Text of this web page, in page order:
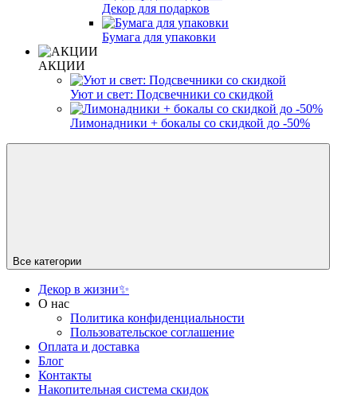
Декор для подарков
Бумага для упаковки
АКЦИИ
Уют и свет: Подсвечники со скидкой
Лимонадники + бокалы со скидкой до -50%
Все категории
Декор в жизни✨
О нас
Политика конфиденциальности
Пользовательское соглашение
Оплата и доставка
Блог
Контакты
Накопительная система скидок